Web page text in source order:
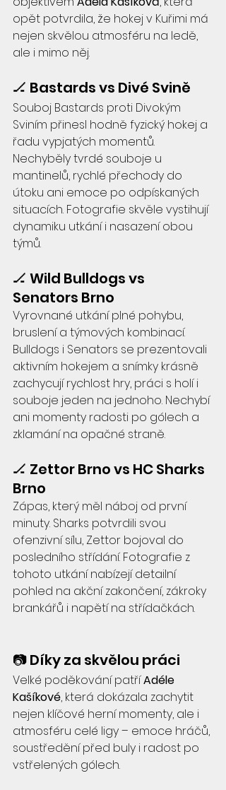
opět potvrdila, že hokej v Kuřimi má
nejen skvělou atmosféru na ledě,
ale i mimo něj.
🏒 Bastards vs Divé Svině
Souboj Bastards proti Divokým
Sviním přinesl hodně fyzický hokej a
řadu vypjatých momentů.
Nechyběly tvrdé souboje u
mantinelů, rychlé přechody do
útoku ani emoce po odpískaných
situacích. Fotografie skvěle vystihují
dynamiku utkání i nasazení obou
týmů.
🏒 Wild Bulldogs vs
Senators Brno
Vyrovnané utkání plné pohybu,
bruslení a týmových kombinací.
Bulldogs i Senators se prezentovali
aktivním hokejem a snímky krásně
zachycují rychlost hry, práci s holí i
souboje jeden na jednoho. Nechybí
ani momenty radosti po gólech a
zklamání na opačné straně.
🏒 Zettor Brno vs HC Sharks
Brno
Zápas, který měl náboj od první
minuty. Sharks potvrdili svou
ofenzivní sílu, Zettor bojoval do
posledního střídání. Fotografie z
tohoto utkání nabízejí detailní
pohled na akční zakončení, zákroky
brankářů i napětí na střídačkách.
📷 Díky za skvělou práci
Velké poděkování patří Adéle
Kašíkové, která dokázala zachytit
nejen klíčové herní momenty, ale i
atmosféru celé ligy – emoce hráčů,
soustředění před buly i radost po
vstřelených gólech.